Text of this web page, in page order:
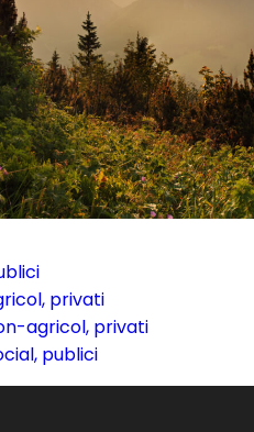
privati
agricol, privati
publici